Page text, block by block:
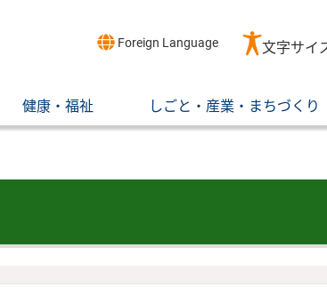
Foreign Language 文字サイ
健康・福祉 しごと・産業・まちづくり